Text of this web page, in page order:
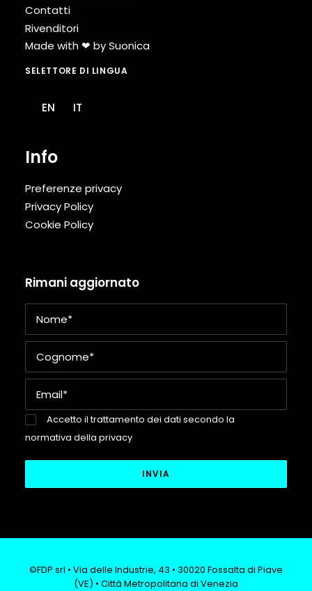
Contatti
Rivenditori
Made with ❤ bySuonica
SELETTORE DI LINGUA
EN IT
Info
Preferenze privacy
Privacy Policy
Cookie Policy
Rimani aggiornato
Accetto il trattamento dei dati secondo la
normativa della privacy
©FDP srl • Via delle Industrie, 43 • 30020 Fossalta di Piave
(VE) • Città Metropolitana di Venezia